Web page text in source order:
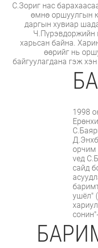
С.Зориг нас
өмнө оршуулгын
даргын хувиар
Ч.Пүрэвдоржийн
харьсан байна.
өөрийг нь
байгуулагдана гэж
1998
орчим
vед
сайд
ушёл"